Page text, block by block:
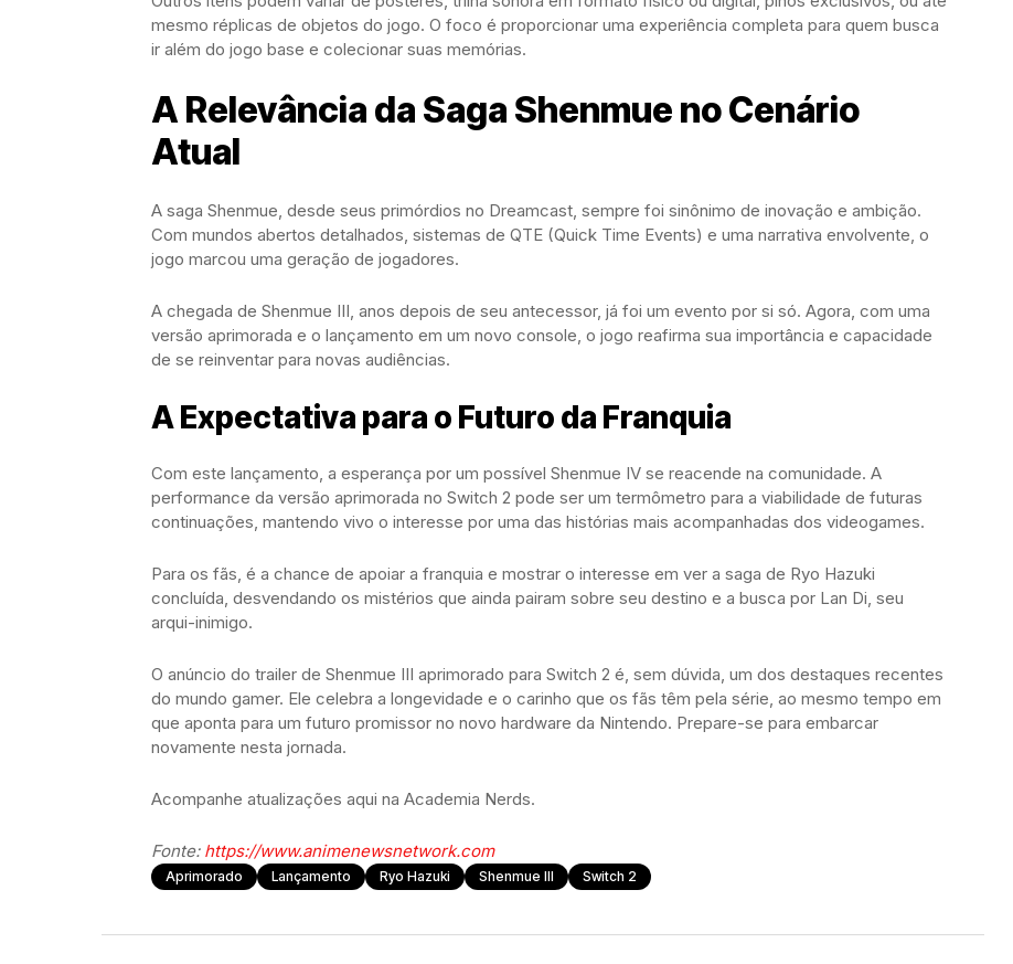
mesmo réplicas de objetos do jogo. O foco é proporcionar uma experiência completa para quem busca
ir além do jogo base e colecionar suas memórias.
A Relevância da Saga Shenmue no Cenário
Atual
A saga Shenmue, desde seus primórdios no Dreamcast, sempre foi sinônimo de inovação e ambição.
Com mundos abertos detalhados, sistemas de QTE (Quick Time Events) e uma narrativa envolvente, o
jogo marcou uma geração de jogadores.
A chegada de Shenmue III, anos depois de seu antecessor, já foi um evento por si só. Agora, com uma
versão aprimorada e o lançamento em um novo console, o jogo reafirma sua importância e capacidade
de se reinventar para novas audiências.
A Expectativa para o Futuro da Franquia
Com este lançamento, a esperança por um possível Shenmue IV se reacende na comunidade. A
performance da versão aprimorada no Switch 2 pode ser um termômetro para a viabilidade de futuras
continuações, mantendo vivo o interesse por uma das histórias mais acompanhadas dos videogames.
Para os fãs, é a chance de apoiar a franquia e mostrar o interesse em ver a saga de Ryo Hazuki
concluída, desvendando os mistérios que ainda pairam sobre seu destino e a busca por Lan Di, seu
arqui-inimigo.
O anúncio do trailer de Shenmue III aprimorado para Switch 2 é, sem dúvida, um dos destaques recentes
do mundo gamer. Ele celebra a longevidade e o carinho que os fãs têm pela série, ao mesmo tempo em
que aponta para um futuro promissor no novo hardware da Nintendo. Prepare-se para embarcar
novamente nesta jornada.
Acompanhe atualizações aqui na Academia Nerds.
Fonte: https://www.animenewsnetwork.com
Aprimorado Lançamento Ryo Hazuki Shenmue III Switch 2